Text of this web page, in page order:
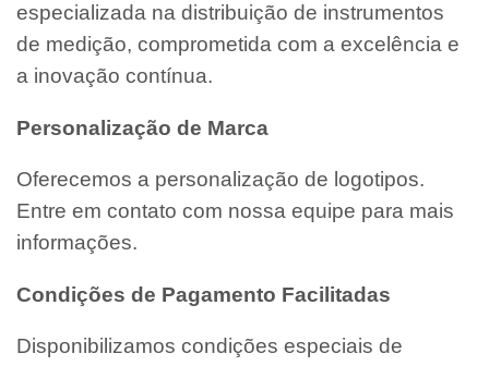
especializada na distribuição de instrumentos
de medição, comprometida com a excelência e
a inovação contínua.
Personalização de Marca
Oferecemos a personalização de logotipos.
Entre em contato com nossa equipe para mais
informações.
Condições de Pagamento Facilitadas
Disponibilizamos condições especiais de